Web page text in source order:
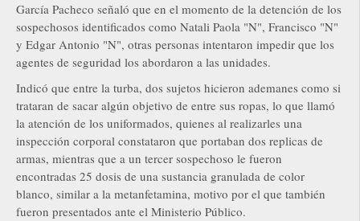
García Pacheco señaló que en el momento de la detención de los
sospechosos identificados como Natali Paola "N", Francisco "N"
y Edgar Antonio "N", otras personas intentaron impedir que los
agentes de seguridad los abordaron a las unidades.
Indicó que entre la turba, dos sujetos hicieron ademanes como si
trataran de sacar algún objetivo de entre sus ropas, lo que llamó
la atención de los uniformados, quienes al realizarles una
inspección corporal constataron que portaban dos replicas de
armas, mientras que a un tercer sospechoso le fueron
encontradas 25 dosis de una sustancia granulada de color
blanco, similar a la metanfetamina, motivo por el que también
fueron presentados ante el Ministerio Público.